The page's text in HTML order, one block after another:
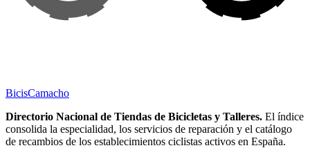
BicisCamacho
Directorio Nacional de Tiendas de Bicicletas y Talleres. El índice
consolida la especialidad, los servicios de reparación y el catálogo
de recambios de los establecimientos ciclistas activos en España.